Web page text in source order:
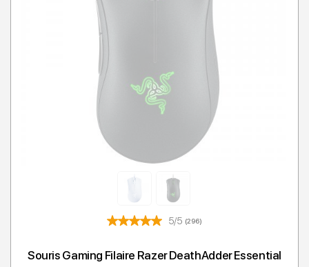
5/5 (296)
Souris Gaming Filaire Razer DeathAdder Essential